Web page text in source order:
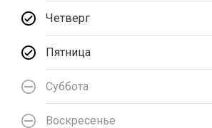
Четверг
Пятница
Суббота
Воскресенье